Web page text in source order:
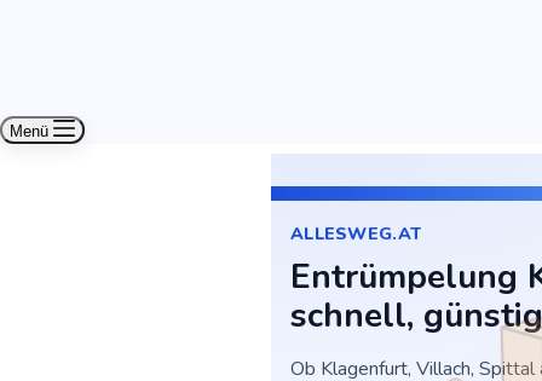
Menü
ALLESWEG.AT
Entrümpelung
schnell,
Ob Klagenfurt, Villach, Spittal